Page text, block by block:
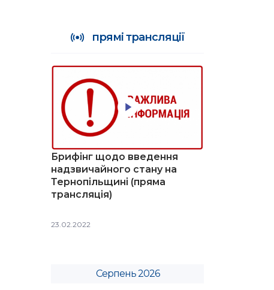
прямі трансляції
Брифінг щодо введення
надзвичайного стану на
Тернопільщині (пряма
трансляція)
23.02.2022
Серпень 2026